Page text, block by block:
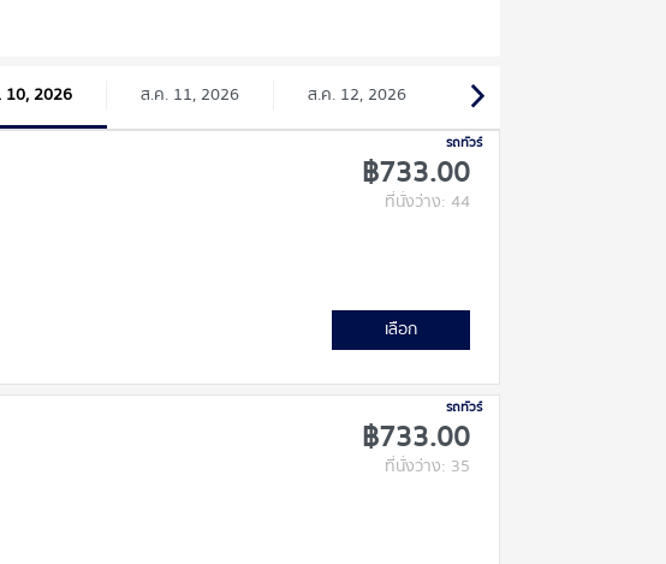
10, 2026 ส.ค. 11, 2026 ส.ค. 12, 2026
รถทัวร์
฿733.00
ที่นั่งว่าง: 44
เลือก
รถทัวร์
฿733.00
ที่นั่งว่าง: 35